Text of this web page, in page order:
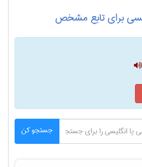
برای تابع مشخص
جستجو کن